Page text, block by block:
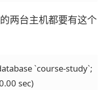
两台主机都要有这个
`course-study`;
sec)